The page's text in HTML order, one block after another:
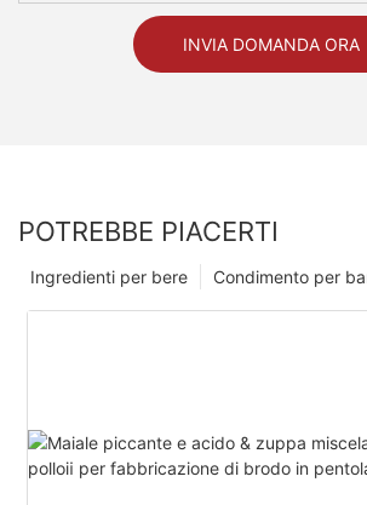
INVIA DOMANDA ORA
POTREBBE PIACERTI
Condimento per
Ingredienti per bere